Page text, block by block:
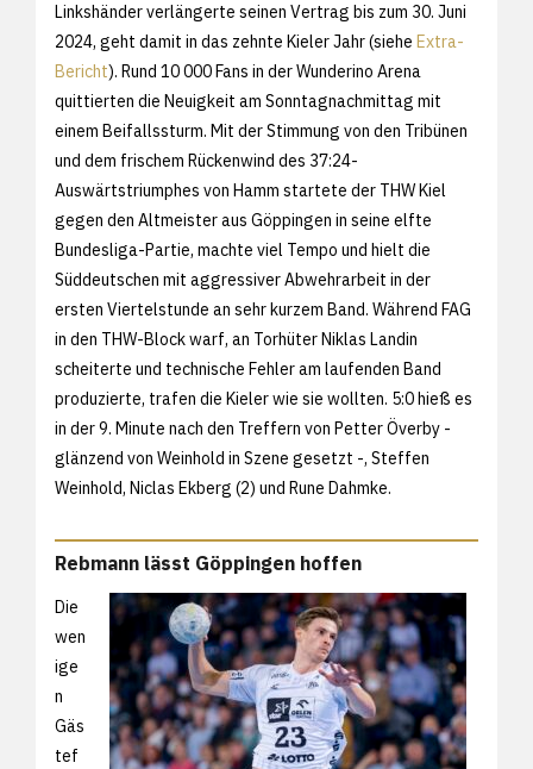
Linkshänder verlängerte seinen Vertrag bis zum 30. Juni
2024, geht damit in das zehnte Kieler Jahr (siehe Extra-
Bericht). Rund 10 000 Fans in der Wunderino Arena
quittierten die Neuigkeit am Sonntagnachmittag mit
einem Beifallssturm. Mit der Stimmung von den Tribünen
und dem frischem Rückenwind des 37:24-
Auswärtstriumphes von Hamm startete der THW Kiel
gegen den Altmeister aus Göppingen in seine elfte
Bundesliga-Partie, machte viel Tempo und hielt die
Süddeutschen mit aggressiver Abwehrarbeit in der
ersten Viertelstunde an sehr kurzem Band. Während FAG
in den THW-Block warf, an Torhüter Niklas Landin
scheiterte und technische Fehler am laufenden Band
produzierte, trafen die Kieler wie sie wollten. 5:0 hieß es
in der 9. Minute nach den Treffern von Petter Överby -
glänzend von Weinhold in Szene gesetzt -, Steffen
Weinhold, Niclas Ekberg (2) und Rune Dahmke.
Rebmann lässt Göppingen hoffen
Die
wen
ige
n
Gäs
tef